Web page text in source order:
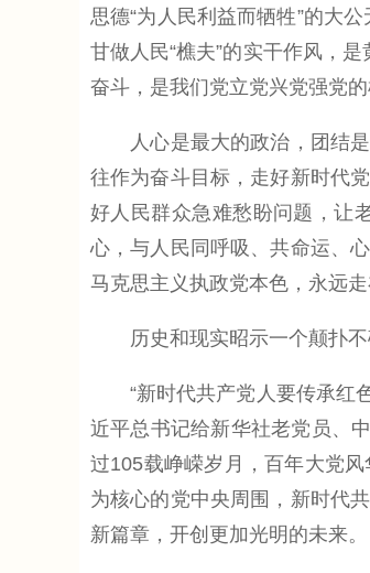
思德“为人民利益而牺牲”的大
甘做人民“樵夫”的实干作风，
奋斗，是我们党立党兴党强党的
人心是最大的政治，团结是
往作为奋斗目标，走好新时代
好人民群众急难愁盼问题，让
心，与人民同呼吸、共命运、
马克思主义执政党本色，永远
历史和现实昭示一个颠扑不
“新时代共产党人要传承红色
近平总书记给新华社老党员、
过105载峥嵘岁月，百年大党
为核心的党中央周围，新时代
新篇章，开创更加光明的未来。